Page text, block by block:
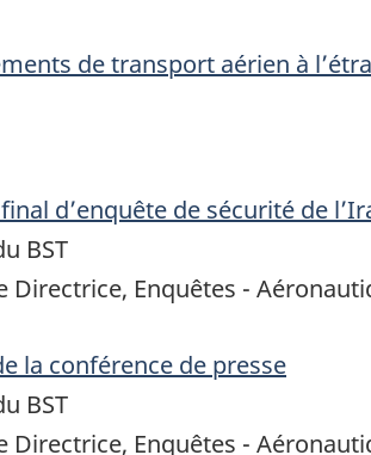
de transport aérien à
d’enquête de sécurité de
BST
Directrice, Enquêtes -
la conférence de presse
BST
Directrice, Enquêtes -